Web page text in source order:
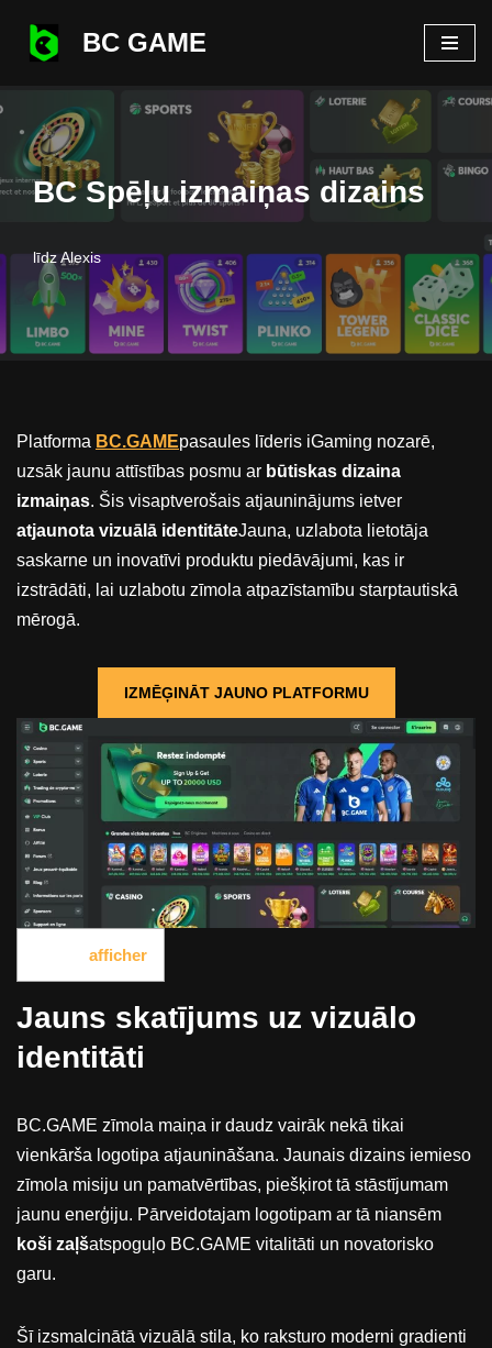
Pāriet
uz
saturu
BC GAME
BC Spēļu izmaiņas dizains
līdzAlexis
Platforma BC.GAMEpasaules līderis iGaming nozarē,
uzsāk jaunu attīstības posmu ar būtiskas dizaina
izmaiņas. Šis visaptverošais atjauninājums ietver
atjaunota vizuālā identitāteJauna, uzlabota lietotāja
saskarne un inovatīvi produktu piedāvājumi, kas ir
izstrādāti, lai uzlabotu zīmola atpazīstamību starptautiskā
mērogā.
IZMĒĢINĀT JAUNO PLATFORMU
afficher
Jauns skatījums uz vizuālo
identitāti
BC.GAME zīmola maiņa ir daudz vairāk nekā tikai
vienkārša logotipa atjaunināšana. Jaunais dizains iemieso
zīmola misiju un pamatvērtības, piešķirot tā stāstījumam
jaunu enerģiju. Pārveidotajam logotipam ar tā niansēm
koši zaļšatspoguļo BC.GAME vitalitāti un novatorisko
garu.
Šī izsmalcinātā vizuālā stila, ko raksturo moderni gradienti